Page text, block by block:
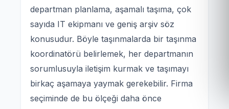
departman planlama, aşamalı taşıma, çok
sayıda IT ekipmanı ve geniş arşiv söz
konusudur. Böyle taşınmalarda bir taşınma
koordinatörü belirlemek, her departmanın
sorumlusuyla iletişim kurmak ve taşımayı
birkaç aşamaya yaymak gerekebilir. Firma
seçiminde de bu ölçeği daha önce